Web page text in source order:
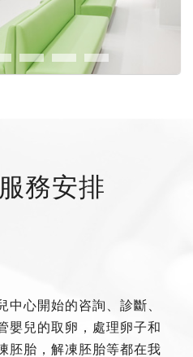
務安排
中心開始的咨詢、診斷、
嬰兒的取卵，處理卵子和
胚胎，解凍胚胎等都在我